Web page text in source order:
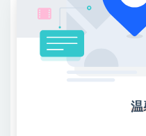
③：点击右上方
限时活动：注册新用
链
温